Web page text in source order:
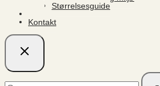
Størrelsesguide
Kontakt